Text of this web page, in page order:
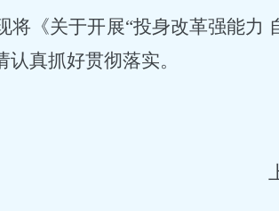
将《关于开展“投身改革强能力
真抓好贯彻落实。